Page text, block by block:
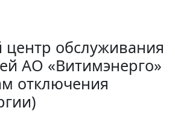
центр обслуживания
АО «Витимэнерго»
отключения